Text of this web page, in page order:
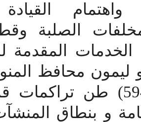
القيادة
الصلبة
المقدمة
محافظ
تم رفع (35) ألف و(594) طن
و بنطاق المنشآت